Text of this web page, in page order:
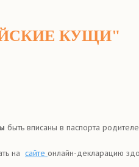
КУЩИ"
быть вписаны в паспорта
на сайте онлайн-декларацию